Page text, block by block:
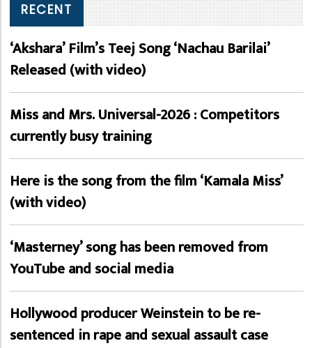
RECENT
‘Akshara’ Film’s Teej Song ‘Nachau Barilai’
Released (with video)
Miss and Mrs. Universal-2026 : Competitors
currently busy training
Here is the song from the film ‘Kamala Miss’
(with video)
‘Masterney’ song has been removed from
YouTube and social media
Hollywood producer Weinstein to be re-
sentenced in rape and sexual assault case